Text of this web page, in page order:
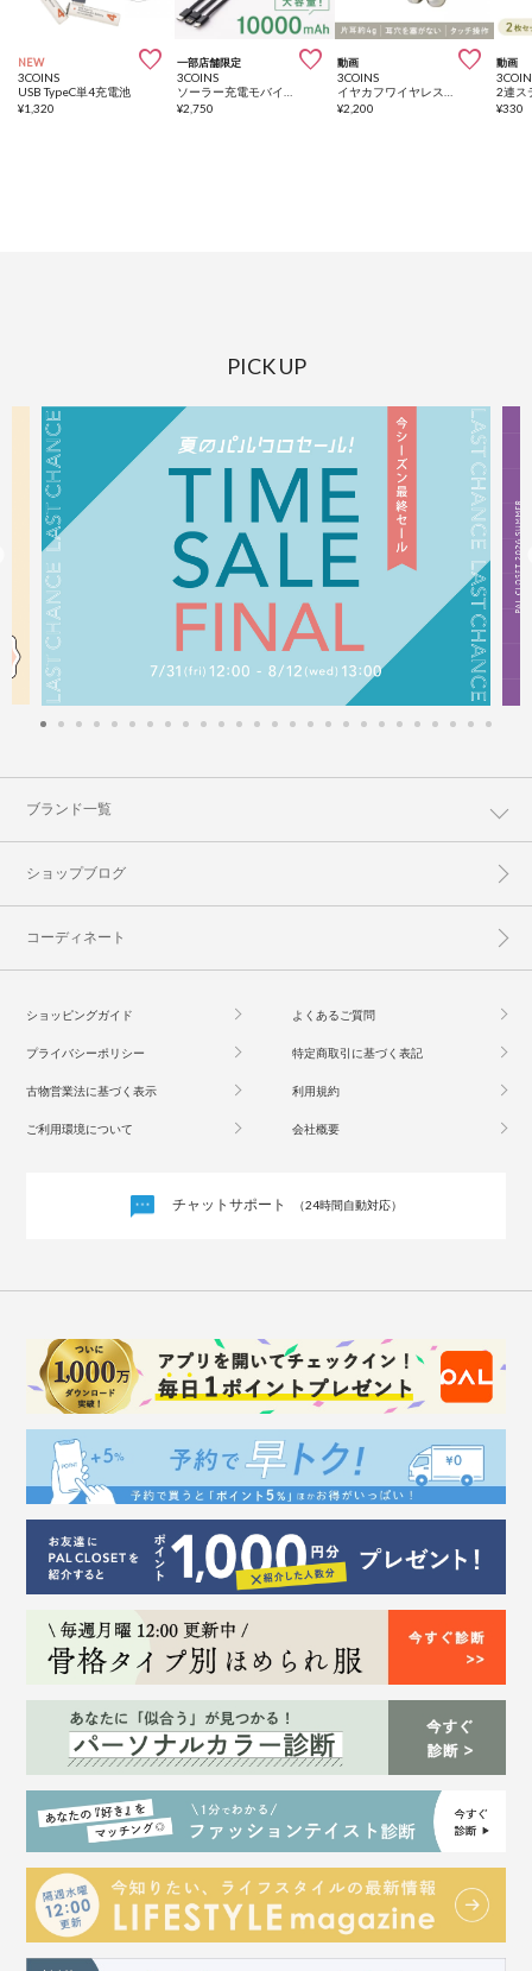
NEW 
3COINS
USB TypeC単4充電池
¥1,320
一部店舗限定 
3COINS
¥2,750
動画 
3COINS
¥2,200
動画
¥330
PICK UP
ブランド一覧
ショップブログ
コーディネート
ショッピングガイド よくあるご質問
プライバシーポリシー 特定商取引に基づく表記
古物営業法に基づく表示 利用規約
ご利用環境について 会社概要
チャットサポート （24時間自動対応）